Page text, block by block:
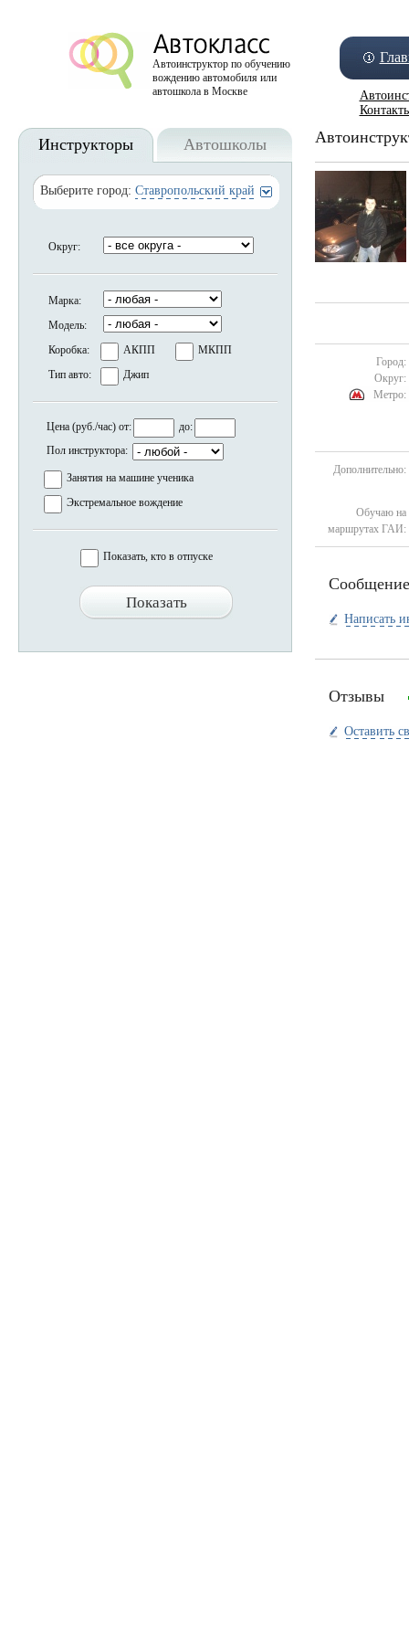
Автоинструктор по обучению
вождению автомобиля или
автошкола в Москве
Инструкторы Автошколы
Выберите город: Ставропольский край
Округ:
Марка:
Модель:
Коробка:
АКПП
МКПП
Тип авто:
Джип
Цена (руб./час) от:
до:
Пол инструктора:
Занятия на машине ученика
Экстремальное вождение
Показать, кто в отпуске
Город:
Округ:
Метро:
Дополнительно:
Обучаю на
маршрутах ГАИ:
Сообщение
Написать
Отзывы
Оставить